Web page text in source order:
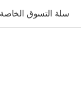
سلة التسوق